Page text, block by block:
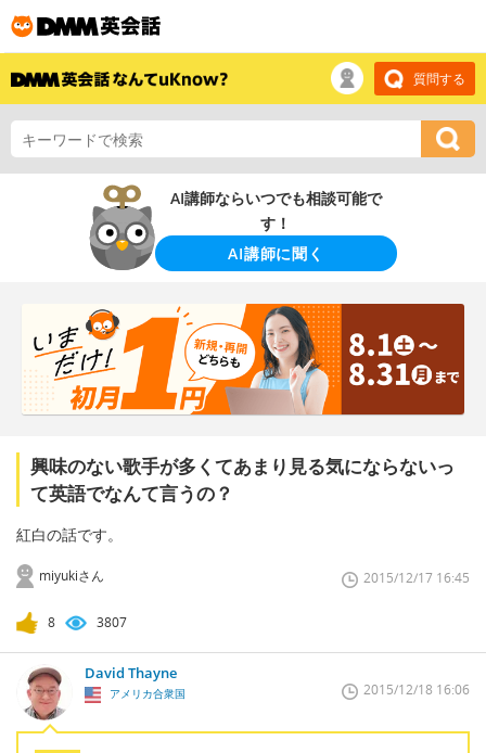
質問する
AI講師ならいつでも相談可能で
す！
AI講師に聞く
興味のない歌手が多くてあまり見る気にならないっ
て英語でなんて言うの？
紅白の話です。
miyukiさん 2015/12/17 16:45
8 3807
David Thayne
アメリカ合衆国 2015/12/18 16:06